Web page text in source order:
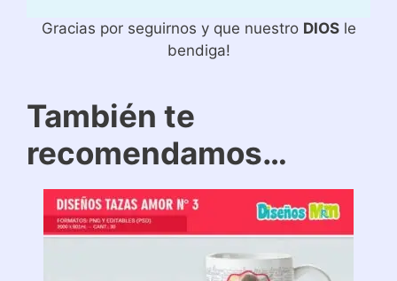
Gracias por seguirnos y que nuestro DIOSle
bendiga!
También te
recomendamos…